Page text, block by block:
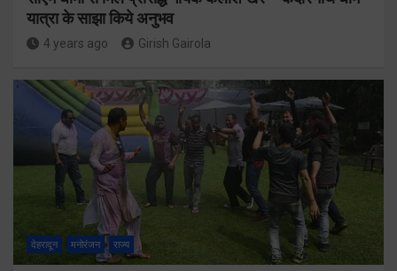
यात्रा के साझा किये अनुभव
4 years ago Girish Gairola
देहरादून मनोरंजन राज्य